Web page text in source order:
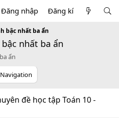
Đăng nhập Đăng kí
bậc nhất ba ẩn
nhất ba ẩn
ẩn
Navigation
đề học tập Toán 10 -